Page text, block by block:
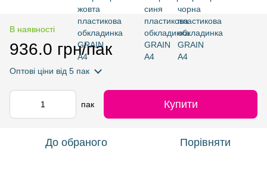
В наявності
936.0 грн/пак
Оптові ціни від 5 пак
пак Купити
До обраного Порівняти